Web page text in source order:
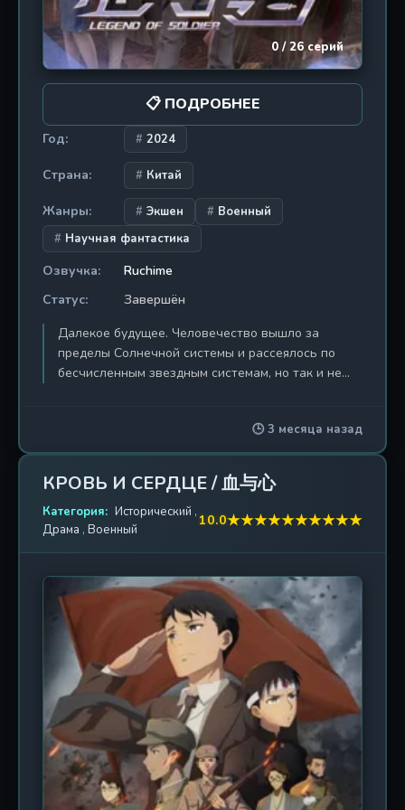
секретно». Визуальный стиль донхуа впечатляет
своей проработанностью: реалистичные модели
персонажей, хореография боевых сцен,
светом и тенью. Проект «Призрак» — это не
просто экранизация игры, а самостоятельное,
глубокое произведение, которое понравится как
фанатам вселенной CrossFire, так и любителям
жанров экшен, детектив и военная фантастика.
Погрузитесь в мир, где тень может убить, а
призрак — оказаться реальным.
0 / 26 серий
📋 ПОДРОБНЕЕ
Год: 2024
Страна: Китай
Жанры: Экшен
Военный
Научная фантастика
Озвучка:
Ruchime
Статус:
Завершён
Далекое будущее. Человечество вышло за
пределы Солнечной системы и рассеялось по
бесчисленным звездным системам, но так и не
корпорациями, сепаратистскими группировками и
фракциями Галактического Союза. В этом мире
хаоса и огня у каждого есть выбор: быть
побежденным или сражаться. Тан Лун, обычный
юноша с необычайной мечтой, с детства грезит о
звании Маршала, способного объединить
разрозненные человеческие миры. Но путь к
величию начинается не с побед, а с грязи и пота
на учебном полигоне. Судьба заносит его в
элитную, но почти забытую дивизию —
подразделение, которое официально уже не
существует, чьи бойцы действуют в тени,
выполняя миссии, о которых никто не узнает. Там
Тан Лун попадает к инструкторам с
нетрадиционными, порой жестокими методами
обучения. Каждый день здесь — испытание на
прочность: физические перегрузки, тактические
симуляции, стрессоустойчивость и искусство
выживания. Но Тан Лун не сдается. В то время
🕒 3 месяца назад
КРОВЬ И СЕРДЦЕ / 血与心
Категория: Исторический ,
Драма , Военный
10.0★★★★★★★★★★